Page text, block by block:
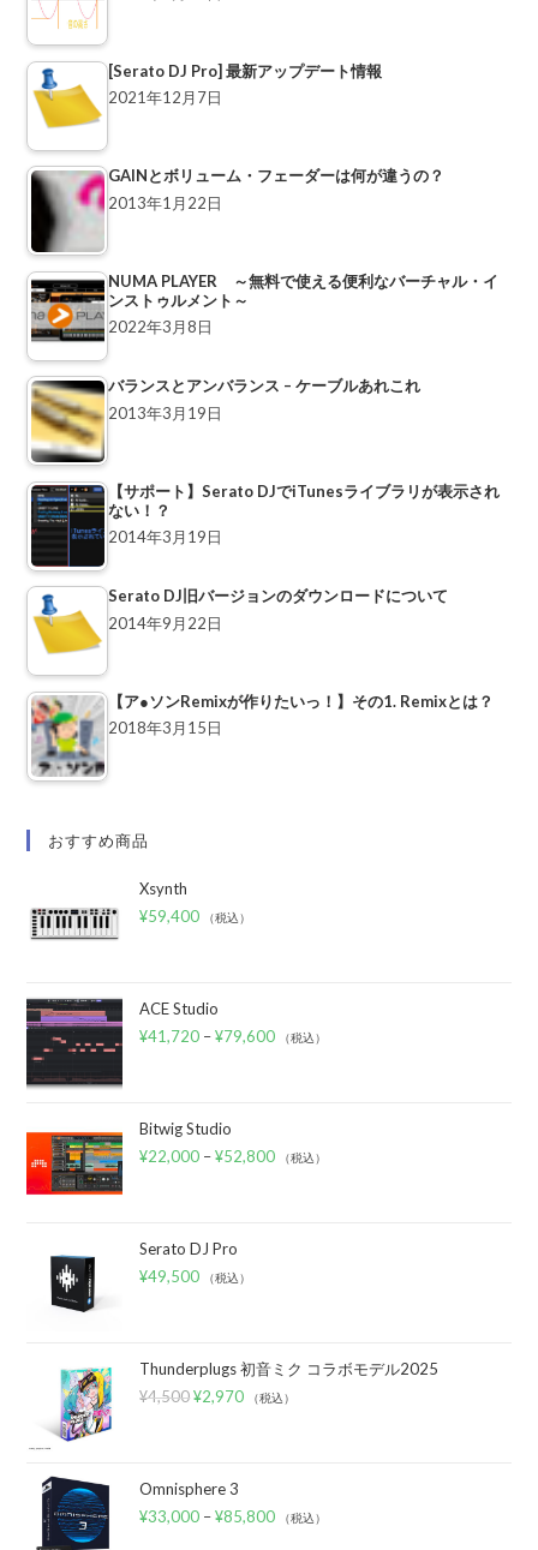
[Serato DJ Pro] 最新アップデート情報
2021年12月7日
GAINとボリューム・フェーダーは何が違うの？
2013年1月22日
NUMA PLAYER ～無料で使える便利なバーチャル・イ
ンストゥルメント～
2022年3月8日
バランスとアンバランス – ケーブルあれこれ
2013年3月19日
【サポート】Serato DJでiTunesライブラリが表示され
ない！？
2014年3月19日
Serato DJ旧バージョンのダウンロードについて
2014年9月22日
【ア●ソンRemixが作りたいっ！】その1. Remixとは？
2018年3月15日
おすすめ商品
Xsynth
¥59,400 （税込）
ACE Studio
¥41,720 –¥79,600 （税込）
Bitwig Studio
¥22,000 –¥52,800 （税込）
Serato DJ Pro
¥49,500 （税込）
Thunderplugs 初音ミク コラボモデル2025
¥4,500 ¥2,970 （税込）
Omnisphere 3
¥33,000 –¥85,800 （税込）